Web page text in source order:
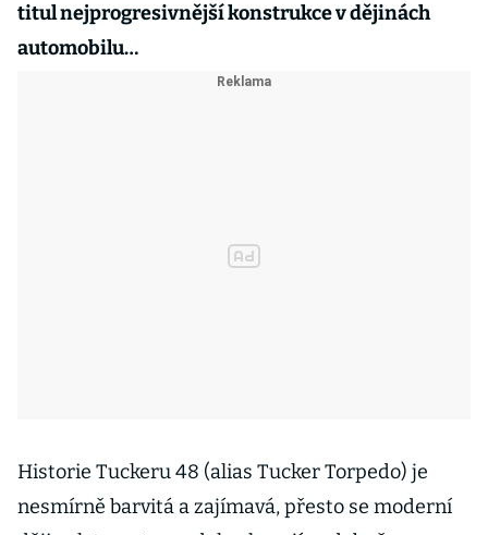
titul nejprogresivnější konstrukce v dějinách
automobilu…
Historie Tuckeru 48 (alias Tucker Torpedo) je
nesmírně barvitá a zajímavá, přesto se moderní